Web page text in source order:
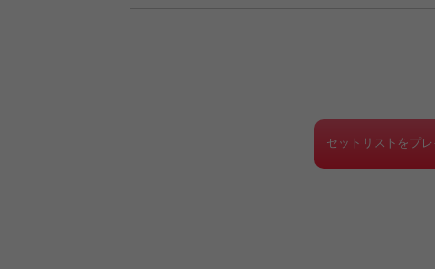
セットリストをプ